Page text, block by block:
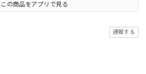
この商品をアプリで見る
通報する